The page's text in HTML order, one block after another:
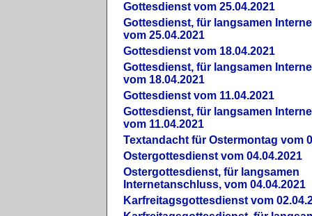
Gottesdienst vom 25.04.2021
Gottesdienst, für langsamen
vom 25.04.2021
Gottesdienst vom 18.04.2021
Gottesdienst, für langsamen
vom 18.04.2021
Gottesdienst vom 11.04.2021
Gottesdienst, für langsamen
vom 11.04.2021
Textandacht für Ostermontag vom
Ostergottesdienst vom 04.04.2021
Ostergottesdienst, für langsamen
Internetanschluss, vom 04.04.2021
Karfreitagsgottesdienst vom